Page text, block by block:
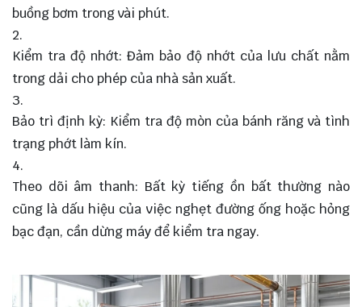
buồng bơm trong vài phút.
Kiểm tra độ nhớt: Đảm bảo độ nhớt của lưu chất nằm
trong dải cho phép của nhà sản xuất.
Bảo trì định kỳ: Kiểm tra độ mòn của bánh răng và tình
trạng phớt làm kín.
Theo dõi âm thanh: Bất kỳ tiếng ồn bất thường nào
cũng là dấu hiệu của việc nghẹt đường ống hoặc hỏng
bạc đạn, cần dừng máy để kiểm tra ngay.